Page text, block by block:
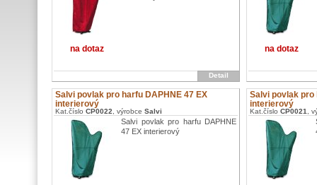
na dotaz
Detail
na dotaz
Salvi povlak pro harfu DAPHNE 47 EX
interierový
Kat.číslo CP0022 , výrobce Salvi
Salvi povlak pro harfu DAPHNE
47 EX interierový
Salvi povlak pro
interierový
Kat.číslo CP0021 ,